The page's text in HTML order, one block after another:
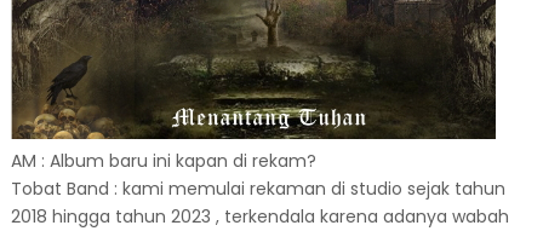
AM : Album baru ini kapan di rekam?
Tobat Band : kami memulai rekaman di studio sejak tahun
2018 hingga tahun 2023 , terkendala karena adanya wabah